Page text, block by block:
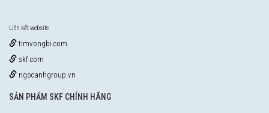
Liên kết website
timvongbi.com
skf.com
ngocanhgroup.vn
SẢN PHẨM SKF CHÍNH HÃNG